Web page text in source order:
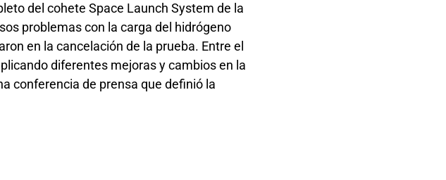
del cohete Space Launch System de la
problemas con la carga del hidrógeno
en la cancelación de la prueba. Entre el
diferentes mejoras y cambios en la
conferencia de prensa que definió la